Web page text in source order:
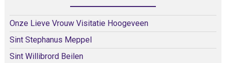
Onze Lieve Vrouw Visitatie Hoogeveen
Sint Stephanus Meppel
Sint Willibrord Beilen